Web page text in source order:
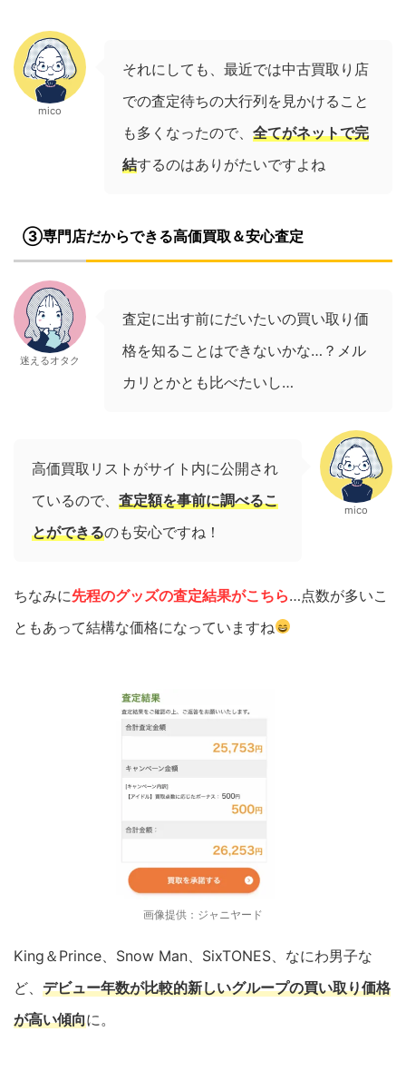
mico
それにしても、最近では中古買取り店
での査定待ちの大行列を見かけること
も多くなったので、 全てがネットで完
結するのはありがたいですよね
③専門店だからできる高価買取＆安心査定
迷えるオタク
査定に出す前にだいたいの買い取り価
格を知ることはできないかな…？メル
カリとかとも比べたいし…
高価買取リストがサイト内に公開され
ているので、 査定額を事前に調べるこ
とができるのも安心ですね！
mico
ちなみに先程のグッズの査定結果がこちら…点数が多いこ
ともあって結構な価格になっていますね
画像提供：ジャニヤード
King＆Prince、Snow Man、SixTONES、なにわ男子な
ど、 デビュー年数が比較的新しいグループの買い取り価格
が高い傾向に。